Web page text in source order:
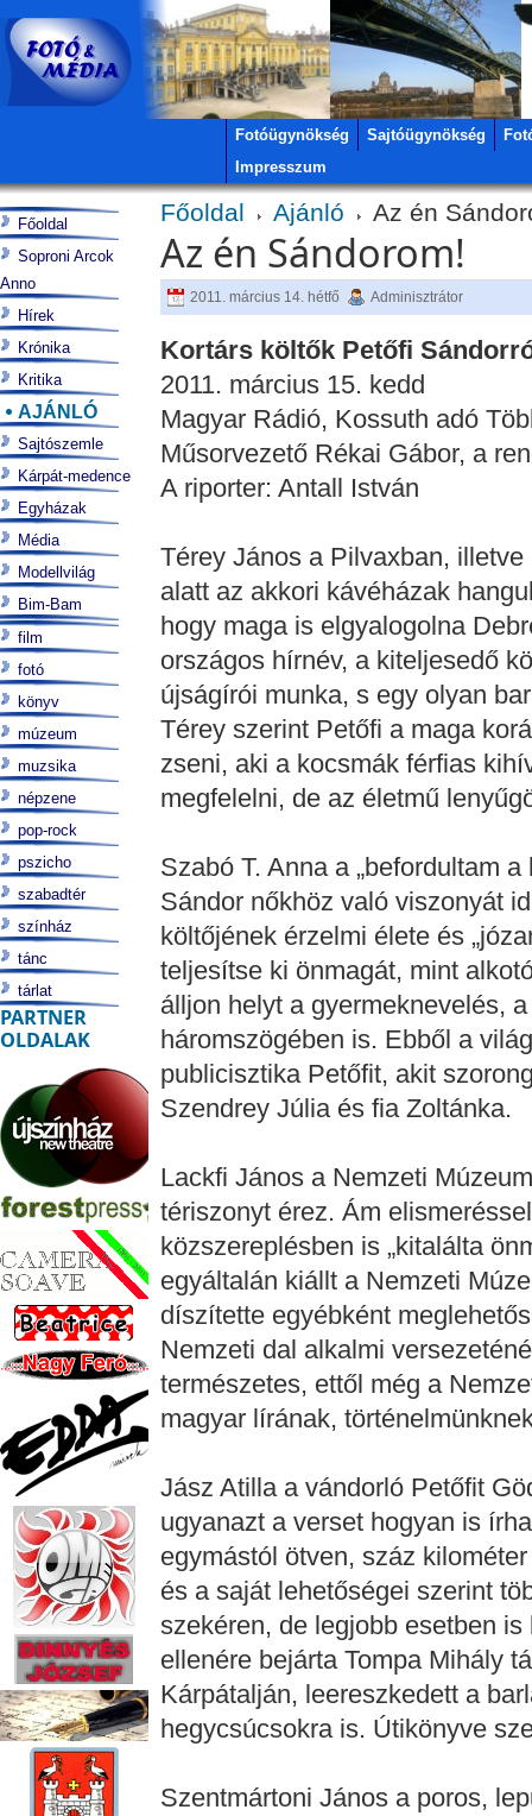
Fotóügynökség Sajtóügynökség
Impresszum
Főoldal Ajánló Az én
Az én Sándorom!
2011. március 14. hétfő Adminisztrátor
Kortárs költők Petőfi
2011. március 15. kedd
Magyar Rádió, Kossuth adó
Műsorvezető Rékai Gábor, a
A riporter: Antall István
Térey János a Pilvaxban,
alatt az akkori kávéházak
hogy maga is elgyalogolna
országos hírnév, a kiteljesedő
újságírói munka, s egy olyan
Térey szerint Petőfi a maga
zseni, aki a kocsmák férfias
megfelelni, de az életmű
Szabó T. Anna a „befordultam
Sándor nőkhöz való viszonyát
költőjének érzelmi élete és
teljesítse ki önmagát, mint
álljon helyt a gyermeknevelés,
háromszögében is. Ebből a
publicisztika Petőfit, akit
Szendrey Júlia és fia
Lackfi János a Nemzeti
tériszonyt érez. Ám
közszereplésben is „kitalálta
egyáltalán kiállt a Nemzeti
díszítette egyébként
Nemzeti dal alkalmi
természetes, ettől még a
magyar lírának,
Jász Atilla a vándorló Petőfit
ugyanazt a verset hogyan is
egymástól ötven, száz
és a saját lehetőségei szerint
szekéren, de legjobb esetben
ellenére bejárta Tompa Mihály
Kárpátalján, leereszkedett a
hegycsúcsokra is. Útikönyve
Szentmártoni János a poros,
Főoldal
Soproni Arcok
Anno
Hírek
Krónika
Kritika
AJÁNLÓ
Sajtószemle
Kárpát-medence
Egyházak
Média
Modellvilág
Bim-Bam
film
fotó
könyv
múzeum
muzsika
népzene
pop-rock
pszicho
szabadtér
színház
tánc
tárlat
PARTNER
OLDALAK